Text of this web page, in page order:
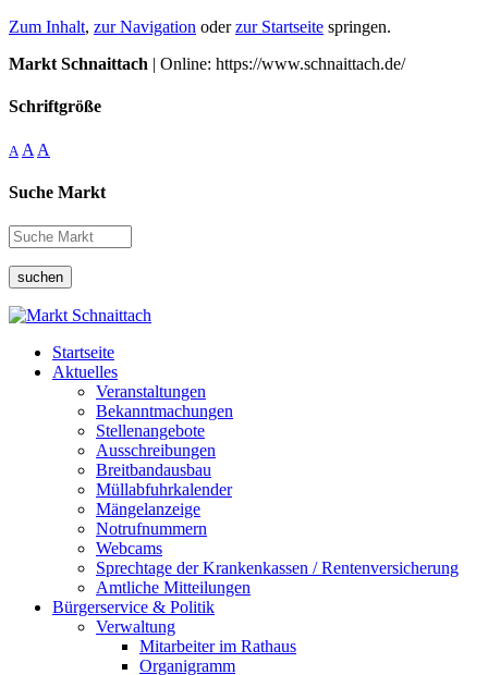
Zum Inhalt, zur Navigation oderzur Startseite springen.
Markt Schnaittach | Online: https://www.schnaittach.de/
Schriftgröße
A A A
Suche Markt
suchen
Startseite
Aktuelles
Veranstaltungen
Bekanntmachungen
Stellenangebote
Ausschreibungen
Breitbandausbau
Müllabfuhrkalender
Mängelanzeige
Notrufnummern
Webcams
Sprechtage der Krankenkassen / Rentenversicherung
Amtliche Mitteilungen
Bürgerservice & Politik
Verwaltung
Mitarbeiter im Rathaus
Organigramm